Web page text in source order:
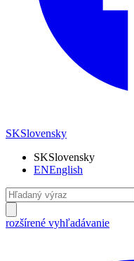
SKSlovensky
SKSlovensky
ENEnglish
rozšírené vyhľadávanie